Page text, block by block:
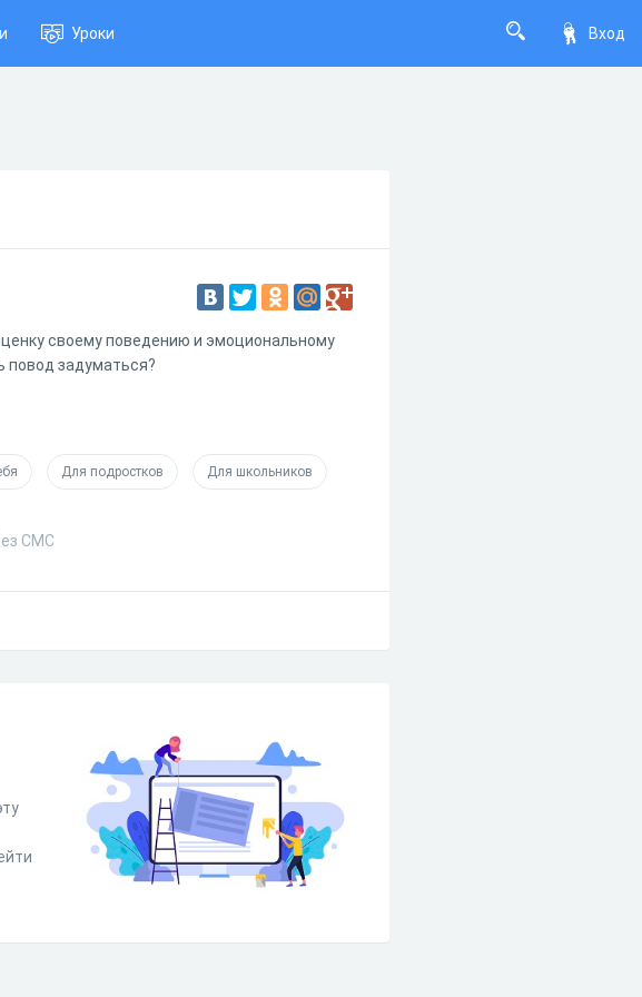
Вход
Уроки
своему поведению и эмоциональному
повод задуматься?
Для подростков Для школьников
СМС